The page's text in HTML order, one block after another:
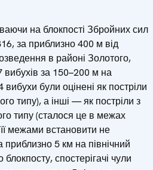
на блокпості Збройних сил
за приблизно 400 м від
в районі Золотого,
вибухів за 150–200 м на
вибухи були оцінені як постріли
типу), а інші — як постріли з
типу (сталося це в межах
межами встановити не
5 км на північний
спостерігачі чули